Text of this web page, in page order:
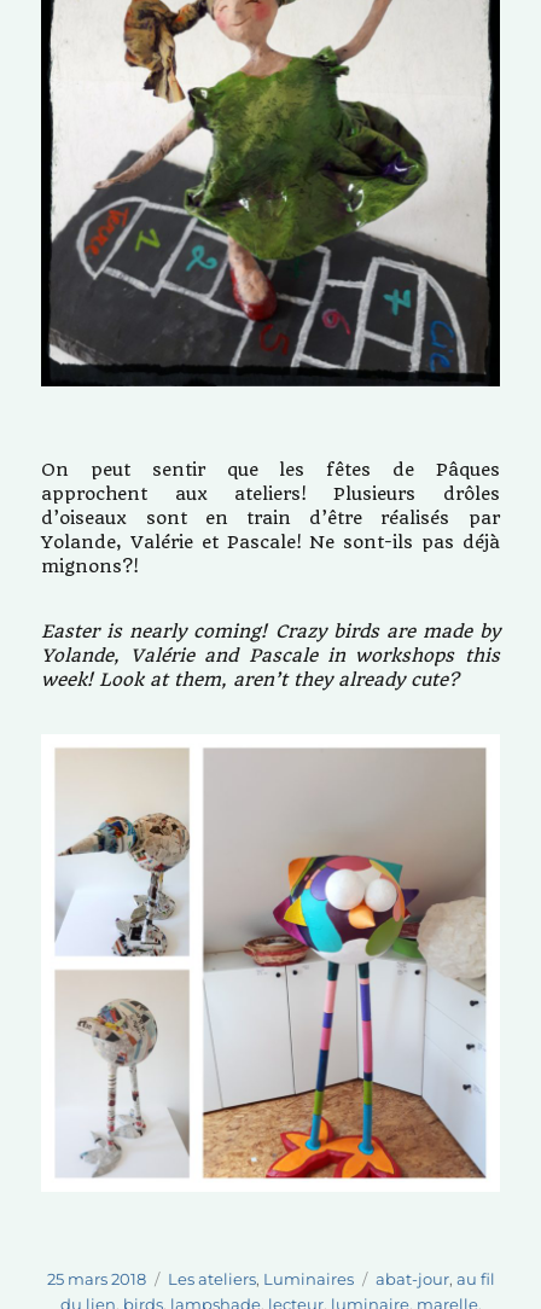
On peut sentir que les fêtes de Pâques
approchent aux ateliers! Plusieurs drôles
d’oiseaux sont en train d’être réalisés par
Yolande, Valérie et Pascale! Ne sont-ils pas déjà
mignons?!
Easter is nearly coming! Crazy birds are made by
Yolande, Valérie and Pascale in workshops this
week! Look at them, aren’t they already cute?
Publié
25 mars 2018 Catégories
Les ateliers, Luminaires Étiquettes
abat-jour, au fil
du lien, birds, lampshade, lecteur, luminaire, marelle,